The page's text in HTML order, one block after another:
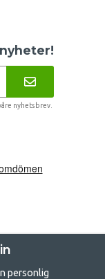
nyhetsbrev.
personlig